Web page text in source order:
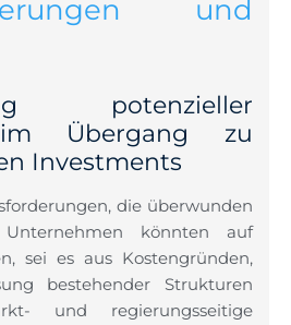
und
potenzieller
Übergang zu
Investments
die überwunden
könnten auf
sei es aus Kostengründen,
bestehender Strukturen
und regierungsseitige